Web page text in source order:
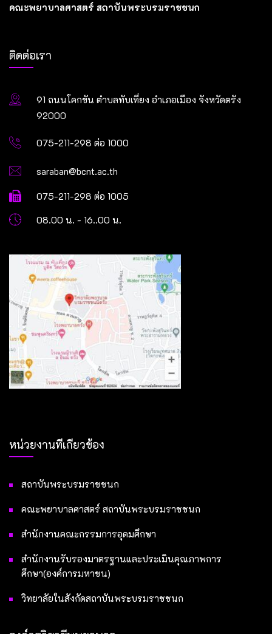
คณะพยาบาลศาสตร์ สถาบันพระบรมราชชนก
ติดต่อเรา
91 ถนนโคกขัน ตำบลทับเที่ยง อำเภอเมือง จังหวัดตรัง
92000
075-211-298 ต่อ 1000
saraban@bcnt.ac.th
075-211-298 ต่อ 1005
08.00 น. - 16..00 น.
หน่วยงานที่เกี่ยวข้อง
สถาบันพระบรมราชชนก
คณะพยาบาลศาสตร์ สถาบันพระบรมราชชนก
สำนักงานคณะกรรมการอุดมศึกษา
สำนักงานรับรองมาตรฐานและประเมินคุณภาพการ
ศึกษา(องค์การมหาชน)
วิทยาลัยในสังกัดสถาบันพระบรมราชชนก